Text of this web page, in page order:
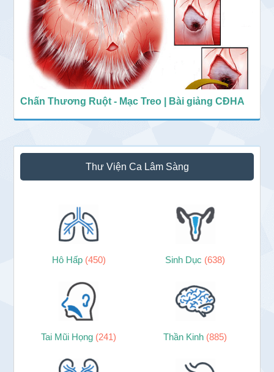
Chấn Thương Ruột - Mạc Treo | Bài giảng CĐHA
Thư Viện Ca Lâm Sàng
Hô Hấp (450) Sinh Dục (638)
Tai Mũi Họng (241) Thần Kinh (885)